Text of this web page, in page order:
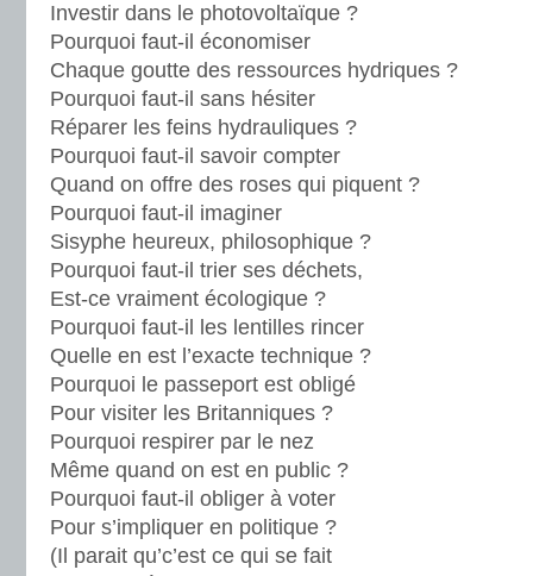
Investir dans le photovoltaïque ?
Pourquoi faut-il économiser
Chaque goutte des ressources hydriques ?
Pourquoi faut-il sans hésiter
Réparer les feins hydrauliques ?
Pourquoi faut-il savoir compter
Quand on offre des roses qui piquent ?
Pourquoi faut-il imaginer
Sisyphe heureux, philosophique ?
Pourquoi faut-il trier ses déchets,
Est-ce vraiment écologique ?
Pourquoi faut-il les lentilles rincer
Quelle en est l’exacte technique ?
Pourquoi le passeport est obligé
Pour visiter les Britanniques ?
Pourquoi respirer par le nez
Même quand on est en public ?
Pourquoi faut-il obliger à voter
Pour s’impliquer en politique ?
(Il parait qu’c’est ce qui se fait